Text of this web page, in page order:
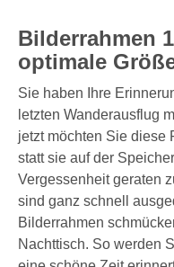
Bilderrahmen
optimale
Sie haben Ihre
letzten Wanderausflug
jetzt möchten Sie diese
statt sie auf der
Vergessenheit geraten
sind ganz schnell
Bilderrahmen
Nachttisch. So werden